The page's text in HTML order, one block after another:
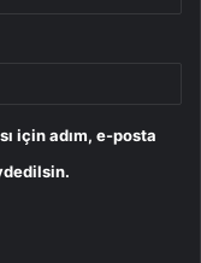
için adım, e-posta